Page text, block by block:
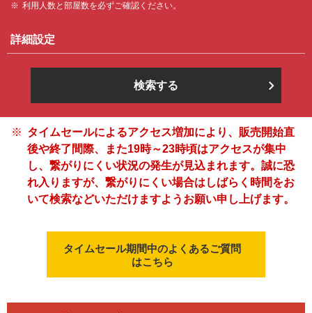
利用人数と部屋数を必ずご確認ください。
詳細設定
検索する
タイムセールによるアクセス増加により、販売開始直
後や終了間際、また19時～23時頃はアクセスが集中
し、繋がりにくい状況の発生が見込まれます。誠に恐
れ入りますが、繋がりにくい場合はしばらく時間をお
いて検索などいただけますようお願い申し上げます。
タイムセール期間中のよくあるご質問
はこちら